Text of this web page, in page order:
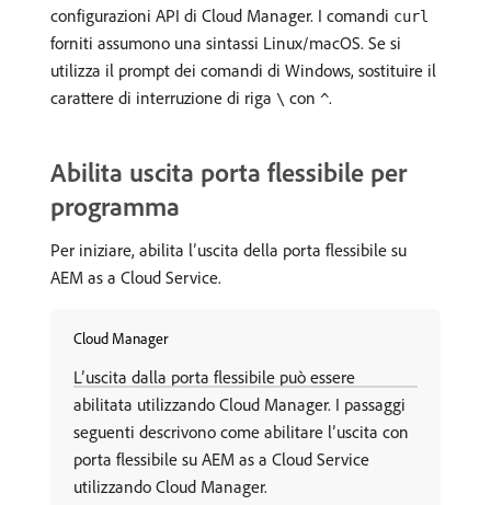
configurazioni API di Cloud Manager. I comandi curl
forniti assumono una sintassi Linux/macOS. Se si
utilizza il prompt dei comandi di Windows, sostituire il
carattere di interruzione di riga \ con ^.
Abilita uscita porta flessibile per
programma
Per iniziare, abilita l’uscita della porta flessibile su
AEM as a Cloud Service.
Cloud Manager
L’uscita dalla porta flessibile può essere
abilitata utilizzando Cloud Manager. I passaggi
seguenti descrivono come abilitare l’uscita con
porta flessibile su AEM as a Cloud Service
utilizzando Cloud Manager.